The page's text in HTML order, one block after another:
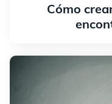
Cómo
Uso de la